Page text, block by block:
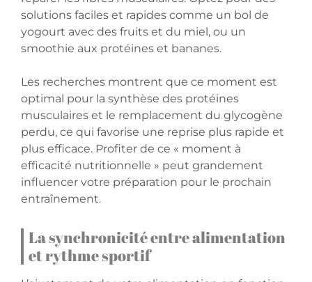
solutions faciles et rapides comme un bol de
yogourt avec des fruits et du miel, ou un
smoothie aux protéines et bananes.
Les recherches montrent que ce moment est
optimal pour la synthèse des protéines
musculaires et le remplacement du glycogène
perdu, ce qui favorise une reprise plus rapide et
plus efficace. Profiter de ce « moment à
efficacité nutritionnelle » peut grandement
influencer votre préparation pour le prochain
entraînement.
La synchronicité entre alimentation
et rythme sportif